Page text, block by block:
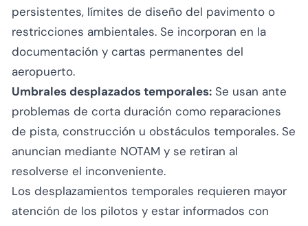
persistentes, límites de diseño del pavimento o
restricciones ambientales. Se incorporan en la
documentación y cartas permanentes del
aeropuerto.
Umbrales desplazados temporales: Se usan ante
problemas de corta duración como reparaciones
de pista, construcción u obstáculos temporales. Se
anuncian mediante NOTAM y se retiran al
resolverse el inconveniente.
Los desplazamientos temporales requieren mayor
atención de los pilotos y estar informados con